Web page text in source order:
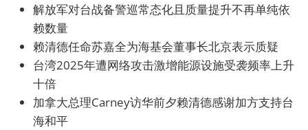
解放军对台战备警巡常态化且质量提升不再单纯依
赖数量
赖清德任命苏嘉全为海基会董事长北京表示质疑
台湾2025年遭网络攻击激增能源设施受袭频率上升
十倍
加拿大总理Carney访华前夕赖清德感谢加方支持台
海和平